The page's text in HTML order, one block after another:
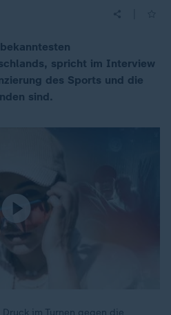
spricht im Interview
des Sports und die
sind.
im Turnen gegen die